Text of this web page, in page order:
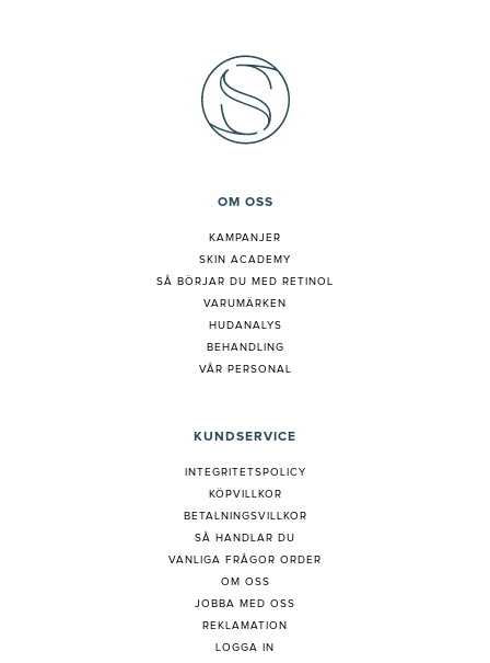
OM OSS
KAMPANJER
SKIN ACADEMY
SÅ BÖRJAR DU MED RETINOL
VARUMÄRKEN
HUDANALYS
BEHANDLING
VÅR PERSONAL
KUNDSERVICE
INTEGRITETSPOLICY
KÖPVILLKOR
BETALNINGSVILLKOR
SÅ HANDLAR DU
VANLIGA FRÅGOR ORDER
OM OSS
JOBBA MED OSS
REKLAMATION
LOGGA IN